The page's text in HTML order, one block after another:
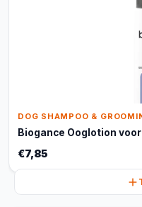
DOG SHAMPOO &
Biogance Ooglotion voor
€7,85